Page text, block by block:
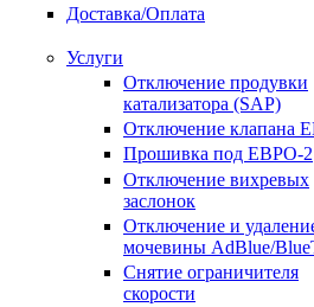
Доставка/Оплата
Услуги
Отключение продувки
катализатора (SAP)
Отключение клапана
Прошивка под ЕВРО-2
Отключение вихревых
заслонок
Отключение и
мочевины AdBlue/
Снятие ограничителя
скорости